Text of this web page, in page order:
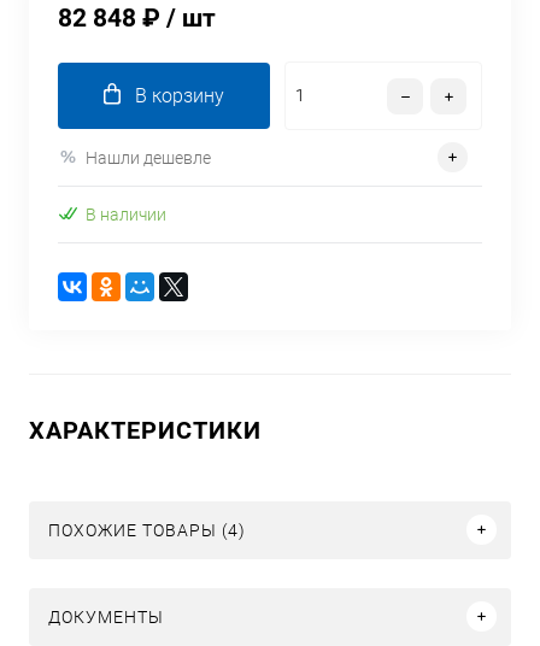
82 848 ₽ / шт
В корзину
Нашли дешевле
В наличии
ХАРАКТЕРИСТИКИ
ПОХОЖИЕ ТОВАРЫ (4)
ДОКУМЕНТЫ